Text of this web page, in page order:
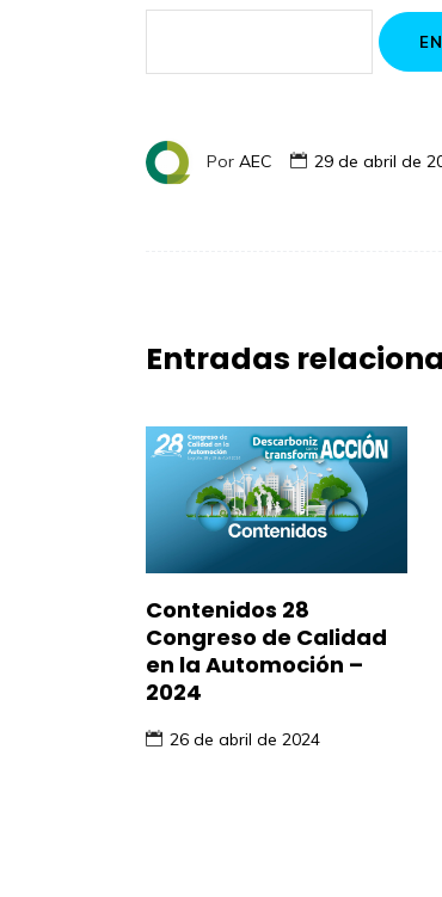
Por AEC 29 de abril de
Entradas
Contenidos 28
Congreso de Calidad
en la Automoción –
2024
26 de abril de 2024